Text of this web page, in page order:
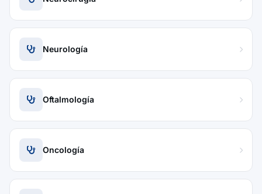
Neurología
Oftalmología
Oncología